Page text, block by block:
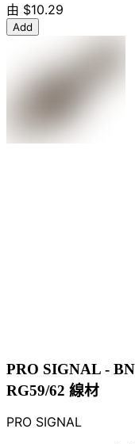
由 $10.29
Add
PRO SIGNAL -
RG59/62 線材
PRO SIGNAL